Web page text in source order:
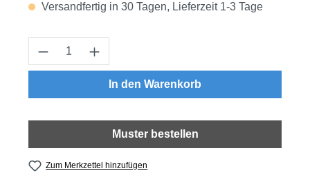
Versandfertig in 30 Tagen, Lieferzeit 1-3 Tage
Produkt Anzahl: Gib den gewünschten
In den Warenkorb
Muster bestellen
Zum Merkzettel hinzufügen